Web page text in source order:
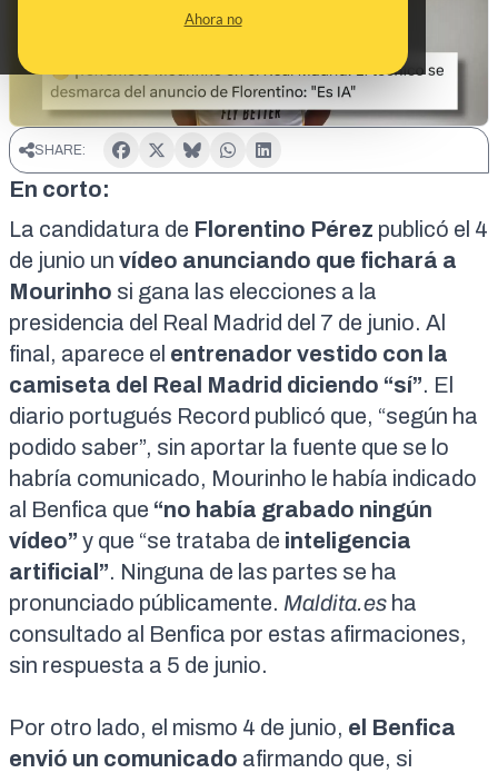
Ahora no
SHARE:
En corto:
La candidatura de Florentino Pérez publicó el 4
de junio un vídeo anunciando que fichará a
Mourinho si gana las elecciones a la
presidencia del Real Madrid del 7 de junio. Al
final, aparece el entrenador vestido con la
camiseta del Real Madrid diciendo “sí”. El
diario portugués Record publicó que, “según ha
podido saber”, sin aportar la fuente que se lo
habría comunicado, Mourinho le había indicado
al Benfica que “no había grabado ningún
vídeo” y que “se trataba de inteligencia
artificial”. Ninguna de las partes se ha
pronunciado públicamente. Maldita.es ha
consultado al Benfica por estas afirmaciones,
sin respuesta a 5 de junio.
Por otro lado, el mismo 4 de junio, el Benfica
envió un comunicado afirmando que, si